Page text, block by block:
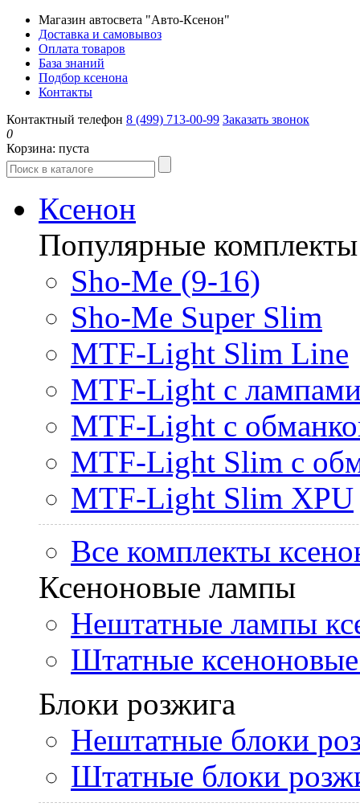
Магазин автосвета "Авто-Ксенон"
Доставка и самовывоз
Оплата товаров
База знаний
Подбор ксенона
Контакты
Контактный телефон 8 (499) 713-00-99 Заказать звонок
0
Корзина: пуста
Ксенон
Популярные комплекты
Sho-Me (9-16)
Sho-Me Super Slim
MTF-Light Slim Line
MTF-Light с
MTF-Light с
MTF-Light Slim с
MTF-Light Slim XPU
Все комплекты
Ксеноновые лампы
Нештатные лампы
Штатные
Блоки розжига
Нештатные блоки
Штатные блоки